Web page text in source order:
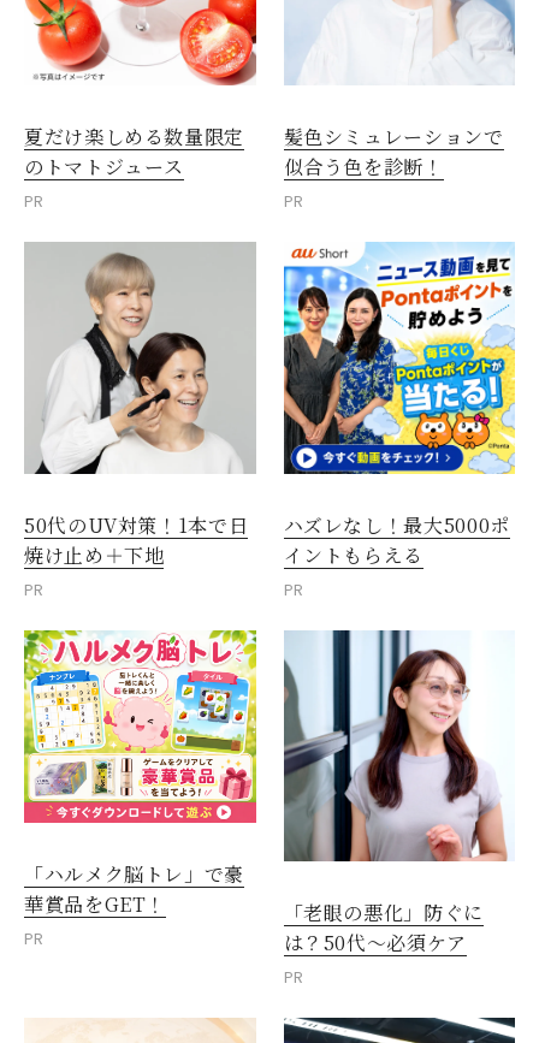
夏だけ楽しめる数量限定
のトマトジュース
PR
髪色シミュレーションで
似合う色を診断！
PR
50代のUV対策！1本で日
焼け止め＋下地
PR
ハズレなし！最大5000ポ
イントもらえる
PR
「ハルメク脳トレ」で豪
華賞品をGET！
PR
「老眼の悪化」防ぐに
は？50代～必須ケア
PR